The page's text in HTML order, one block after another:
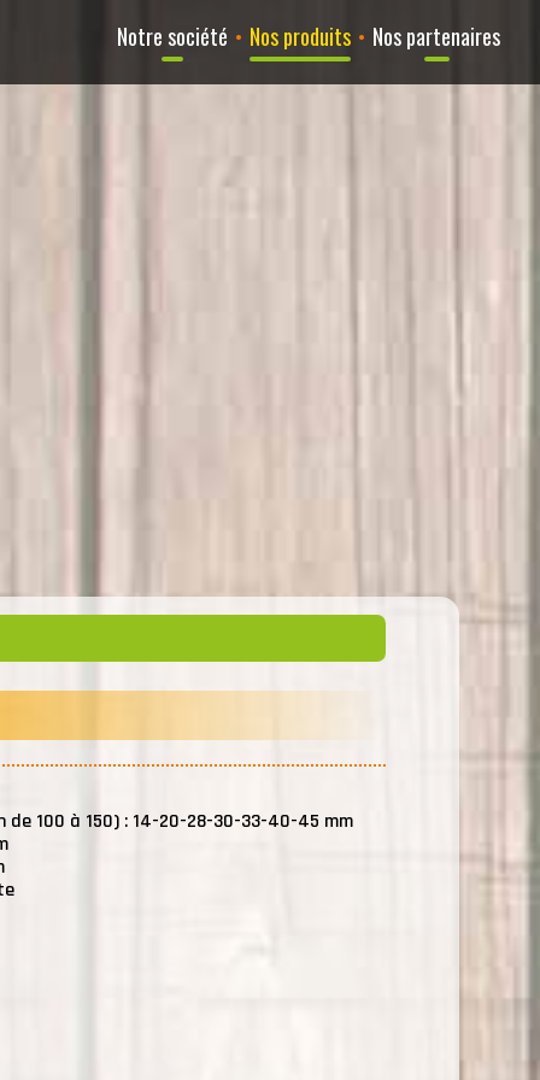
Notre société • Nos produits • Nos partenaires
de 100 à 150) : 14-20-28-30-33-40-45 mm